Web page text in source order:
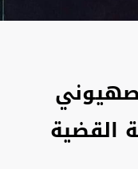
صهيوني
القضية